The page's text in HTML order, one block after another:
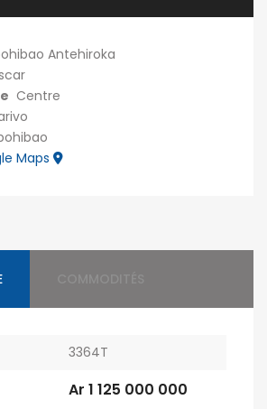
Antehiroka
Centre
Maps
3364T
Ar 1 125 000 000